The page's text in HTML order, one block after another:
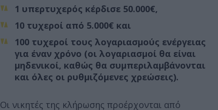
1 υπερτυχερός κέρδισε 50.000€,
10 τυχεροί από 5.000€ και
100 τυχεροί τους λογαριασμούς ενέργειας
για έναν χρόνο (οι λογαριασμοί θα είναι
μηδενικοί, καθώς θα συμπεριλαμβάνονται
και όλες οι ρυθμιζόμενες χρεώσεις).
Οι νικητές της κλήρωσης προέρχονται από